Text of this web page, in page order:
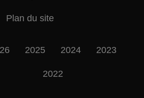
Plan du site
2025 2024 2023
2022